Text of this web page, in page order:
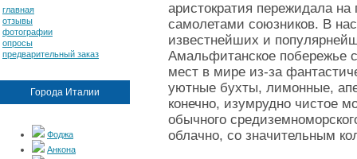
главная
отзывы
фотографии
опросы
предварительный заказ
Города Италии
Фоджа
Анкона
аристократия пережидала
самолетами союзников. В
известнейших и
Амальфитанское побережье
мест в мире из-за
уютные бухты, лимонные,
конечно, изумрудно чистое
обычного
облачно, со значительным